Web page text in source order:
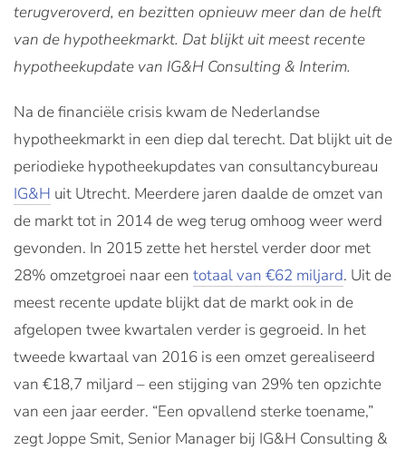
terugveroverd, en bezitten opnieuw meer dan de helft
van de hypotheekmarkt. Dat blijkt uit meest recente
hypotheekupdate van IG&H Consulting & Interim.
Na de financiële crisis kwam de Nederlandse
hypotheekmarkt in een diep dal terecht. Dat blijkt uit de
periodieke hypotheekupdates van consultancybureau
IG&H uit Utrecht. Meerdere jaren daalde de omzet van
de markt tot in 2014 de weg terug omhoog weer werd
gevonden. In 2015 zette het herstel verder door met
28% omzetgroei naar een totaal van €62 miljard. Uit de
meest recente update blijkt dat de markt ook in de
afgelopen twee kwartalen verder is gegroeid. In het
tweede kwartaal van 2016 is een omzet gerealiseerd
van €18,7 miljard – een stijging van 29% ten opzichte
van een jaar eerder. “Een opvallend sterke toename,”
zegt Joppe Smit, Senior Manager bij IG&H Consulting &